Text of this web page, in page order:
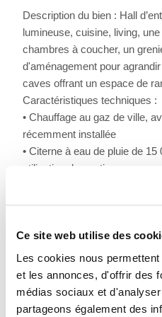
Ce site web utilise des
Les cookies nous
et les annonces, d'offrir des
médias sociaux et
partageons également des
Description du bien : Hall
lumineuse, cuisine, living,
chambres à coucher, un
d'aménagement pour
caves offrant un espace de
Caractéristiques techniques :
• Chauffage au gaz de ville,
récemment installée
• Citerne à eau de pluie de
utilisation domestique
Cette villa représente une
exceptionnel. N'attendez
découvrir tout le potentiel de